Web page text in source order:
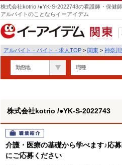
株式会社kotrio /●YK-S-2022743の看護師・保健
アルバイトのことならイーアイデム
関東
アルバイト・バイト・求人TOP > 関東 > 神奈川
勤務地 職種
株式会社kotrio /●YK-S-2022743
職業紹介
介護・医療の基礎から学べます♪応
にご応募ください